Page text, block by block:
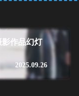
影作品幻灯
2025.09.26